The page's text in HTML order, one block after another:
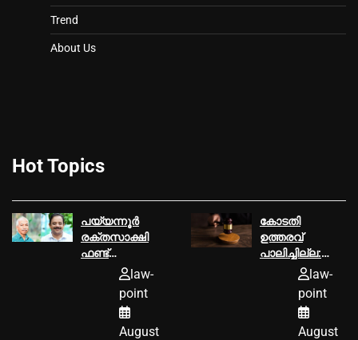
Trend
About Us
Hot Topics
പയ്യന്നൂര്‍
രക്തസാക്ഷി
ഫണ്ട്
ആരോപണം,
മധുസൂദനൻ
എംഎല്‍എ വി
കുഞ്ഞികൃഷ്ണന്
law-
point
August
കോടതി
ഉത്തരവ്‌
പാലിച്ചില്ല:
മൂവാറ്റുപുഴ
രൂപയുടെ പിഴ
law-
point
August